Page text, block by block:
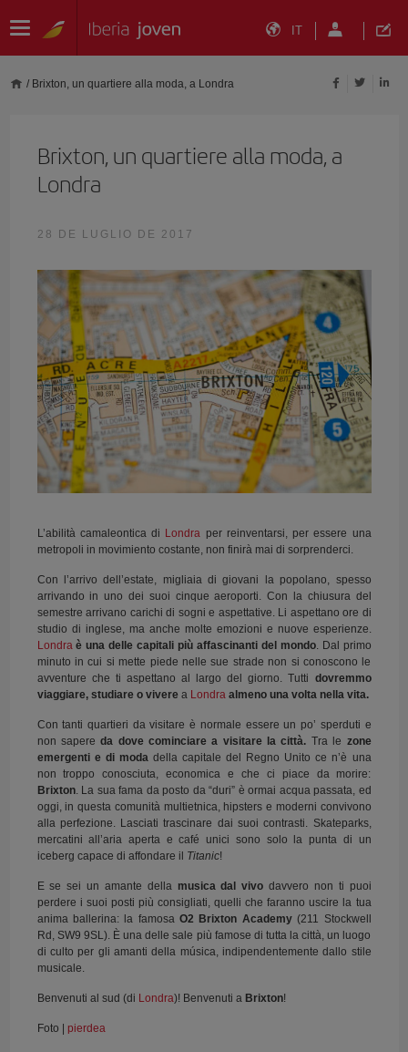
IT
/ Brixton, un quartiere alla moda, a Londra
Brixton, un quartiere alla moda, a
Londra
28 DE LUGLIO DE 2017
L’abilità camaleontica di Londra per reinventarsi, per essere una
metropoli in movimiento costante, non finirà mai di sorprenderci.
Con l’arrivo dell’estate, migliaia di giovani la popolano, spesso
arrivando in uno dei suoi cinque aeroporti. Con la chiusura del
semestre arrivano carichi di sogni e aspettative. Li aspettano ore di
studio di inglese, ma anche molte emozioni e nuove esperienze.
Londra è una delle capitali più affascinanti del mondo. Dal primo
minuto in cui si mette piede nelle sue strade non si conoscono le
avventure che ti aspettano al largo del giorno. Tutti dovremmo
viaggiare, studiare o vivere a Londra almeno una volta nella vita.
Con tanti quartieri da visitare è normale essere un po’ sperduti e
non sapereda dove cominciare a visitare la città. Tra le zone
emergenti e di moda della capitale del Regno Unito ce n’è una
non troppo conosciuta, economica e che ci piace da morire:
Brixton. La sua fama da posto da “duri” è ormai acqua passata, ed
oggi, in questa comunità multietnica, hipsters e moderni convivono
alla perfezione. Lasciati trascinare dai suoi contrasti. Skateparks,
mercatini all’aria aperta e café unici sono solo la punta di un
iceberg capace di affondare il Titanic!
E se sei un amante della musica dal vivo davvero non ti puoi
perdere i suoi posti più consigliati, quelli che faranno uscire la tua
anima ballerina: la famosa O2 Brixton Academy(211 Stockwell
Rd, SW9 9SL). È una delle sale più famose di tutta la città, un luogo
di culto per gli amanti della música, indipendentemente dallo stile
musicale.
Benvenuti al sud (di Londra)! Benvenuti a Brixton!
Foto | pierdea